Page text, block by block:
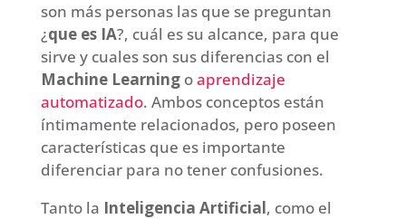
son más personas las que se preguntan
¿que es IA?, cuál es su alcance, para que
sirve y cuales son sus diferencias con el
Machine Learningoaprendizaje
automatizado. Ambos conceptos están
íntimamente relacionados, pero poseen
características que es importante
diferenciar para no tener confusiones.
Tanto la Inteligencia Artificial, como el